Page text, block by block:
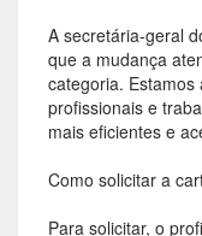
A secretária-geral
que a mudança
categoria.
profissionais e
mais eficientes e
Como solicitar a
Para solicitar, o